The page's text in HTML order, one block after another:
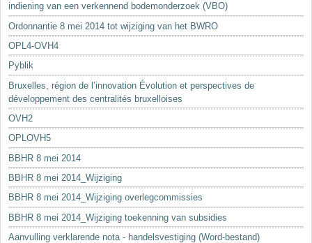
indiening van een verkennend bodemonderzoek (VBO)
Ordonnantie 8 mei 2014 tot wijziging van het BWRO
OPL4-OVH4
Pyblik
Bruxelles, région de l’innovation Évolution et perspectives de
développement des centralités bruxelloises
OVH2
OPLOVH5
BBHR 8 mei 2014
BBHR 8 mei 2014_Wijziging
BBHR 8 mei 2014_Wijziging overlegcommissies
BBHR 8 mei 2014_Wijziging toekenning van subsidies
Aanvulling verklarende nota - handelsvestiging (Word-bestand)